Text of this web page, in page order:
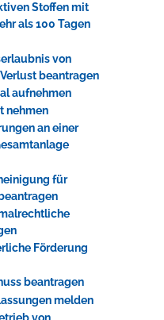
Stoffen mit
als 100 Tagen
von
beantragen
aufnehmen
nehmen
an einer
für
Förderung
beantragen
melden